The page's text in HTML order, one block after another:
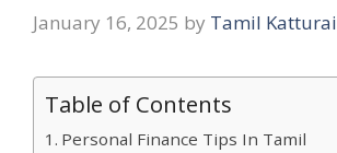
January 16, 2025 by Tamil Katturai
Table of Contents
Personal Finance Tips In Tamil